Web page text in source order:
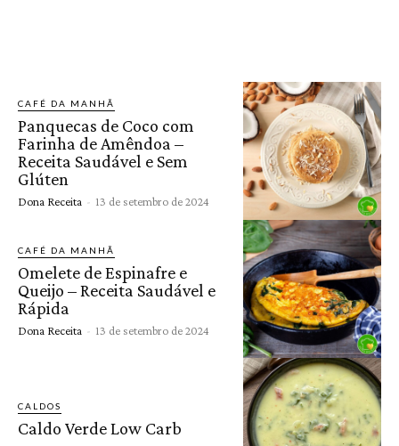
CAFÉ DA MANHÃ
Panquecas de Coco com
Farinha de Amêndoa –
Receita Saudável e Sem
Glúten
Dona Receita - 13 de setembro de 2024
CAFÉ DA MANHÃ
Omelete de Espinafre e
Queijo – Receita Saudável e
Rápida
Dona Receita - 13 de setembro de 2024
CALDOS
Caldo Verde Low Carb